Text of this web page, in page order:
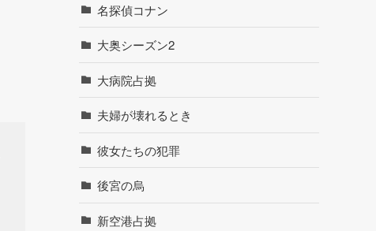
名探偵コナン
大奥シーズン2
大病院占拠
夫婦が壊れるとき
彼女たちの犯罪
後宮の烏
新空港占拠